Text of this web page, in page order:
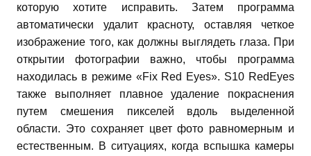
которую хотите исправить. Затем программа
автоматически удалит красноту, оставляя четкое
изображение того, как должны выглядеть глаза. При
открытии фотографии важно, чтобы программа
находилась в режиме «Fix Red Eyes». S10 RedEyes
также выполняет плавное удаление покраснения
путем смешения пикселей вдоль выделенной
области. Это сохраняет цвет фото равномерным и
естественным. В ситуациях, когда вспышка камеры